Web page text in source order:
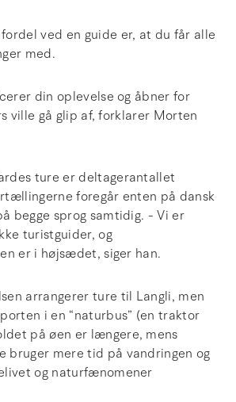
ved en guide er, at du får alle
med.
din oplevelse og åbner for
ville gå glip af, forklarer Morten
ture er deltagerantallet
foregår enten på dansk
begge sprog samtidig. - Vi er
turistguider, og
er i højsædet, siger han.
arrangerer ture til Langli, men
i en “naturbus” (en traktor
på øen er længere, mens
bruger mere tid på vandringen og
og naturfænomener